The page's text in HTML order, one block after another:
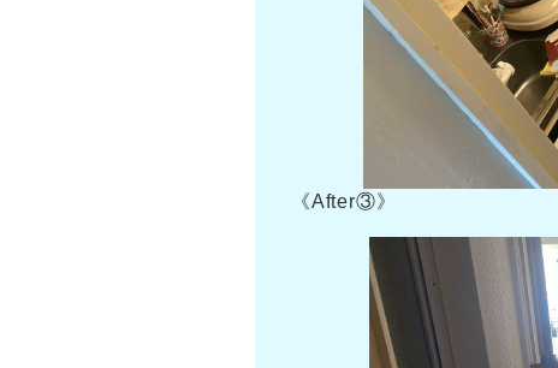
《After③》